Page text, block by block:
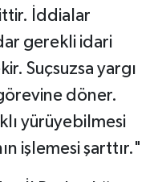
İddialar
gerekli idari
Suçsuzsa yargı
döner.
yürüyebilmesi
işlemesi şarttır."